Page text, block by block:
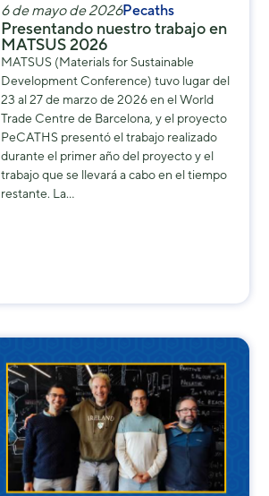
6 de mayo de 2026Pecaths
Presentando nuestro trabajo en
MATSUS 2026
MATSUS (Materials for Sustainable
Development Conference) tuvo lugar del
23 al 27 de marzo de 2026 en el World
Trade Centre de Barcelona, ​​y el proyecto
PeCATHS presentó el trabajo realizado
durante el primer año del proyecto y el
trabajo que se llevará a cabo en el tiempo
restante. La…